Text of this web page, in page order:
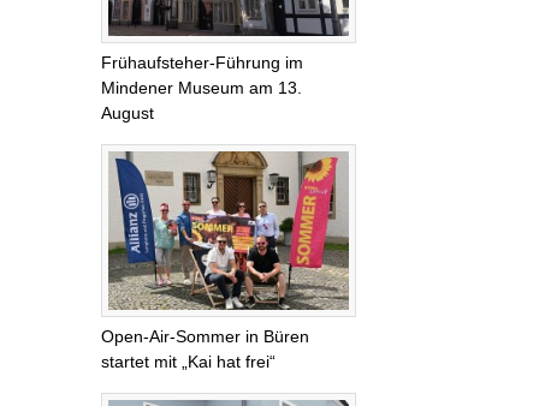
Frühaufsteher-Führung im
Mindener Museum am 13.
August
Open-Air-Sommer in Büren
startet mit „Kai hat frei“